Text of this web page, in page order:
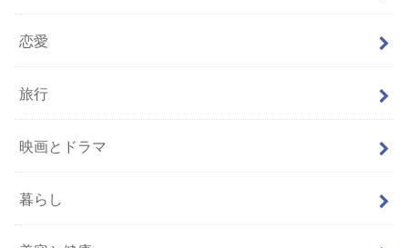
恋愛
旅行
映画とドラマ
暮らし